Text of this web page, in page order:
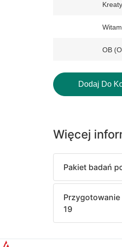
OB
Dodaj Do
Więcej
Pakiet badań
Przygotowanie
19